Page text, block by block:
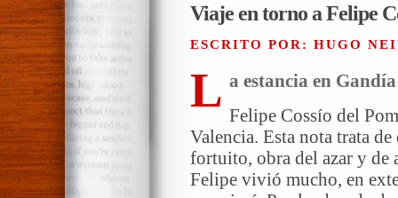
Viaje en torno a Felipe
ESCRITO POR: HUGO
L a estancia en Gandía
Felipe Cossío del
Valencia. Esta nota trata
fortuito, obra del azar y de
Felipe vivió mucho, en